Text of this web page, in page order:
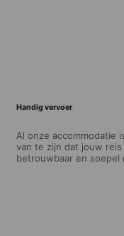
Handig vervoer
Al onze accommodatie
van te zijn dat jouw reis
betrouwbaar en soepel